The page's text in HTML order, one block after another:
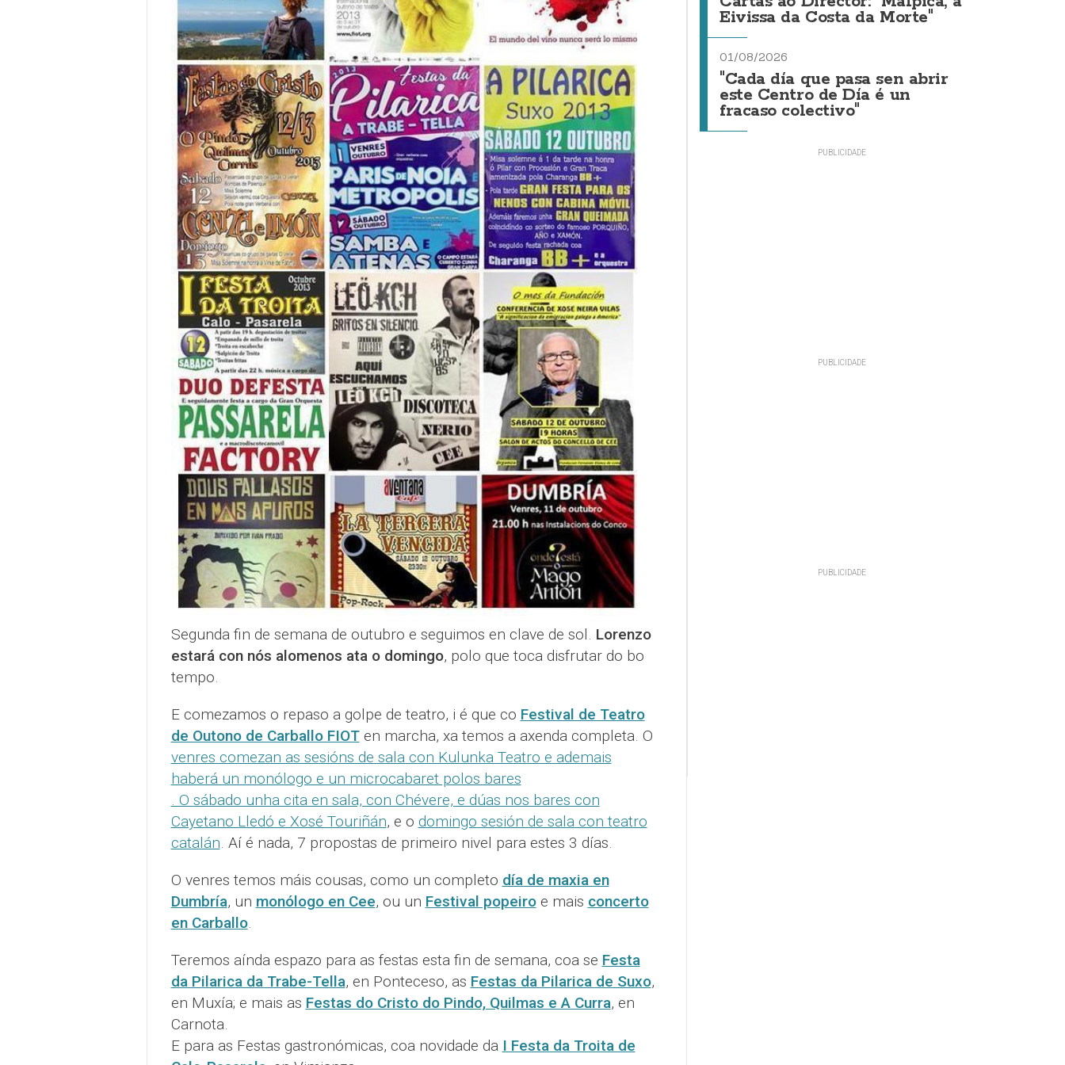
Segunda fin de semana de outubro e seguimos en clave de sol. Lorenzo
estará con nós alomenos ata o domingo, polo que toca disfrutar do bo
tempo.
E comezamos o repaso a golpe de teatro, i é que co Festival de Teatro
de Outono de Carballo FIOTen marcha, xa temos a axenda completa. O
venres comezan as sesións de sala con Kulunka Teatro e ademais
haberá un monólogo e un microcabaret polos bares
. O sábado unha cita en sala, con Chévere, e dúas nos bares con
Cayetano Lledó e Xosé Touriñán, e o domingo sesión de sala con teatro
catalán. Aí é nada, 7 propostas de primeiro nivel para estes 3 días.
O venres temos máis cousas, como un completo día de maxia en
Dumbría, un monólogo en Cee, ou un Festival popeiroe mais concerto
en Carballo.
Teremos aínda espazo para as festas esta fin de semana, coa se Festa
da Pilarica da Trabe-Tella, en Ponteceso, as Festas da Pilarica de Suxo,
en Muxía; e mais as Festas do Cristo do Pindo, Quilmas e A Curra, en
Carnota.
E para as Festas gastronómicas, coa novidade da I Festa da Troita de
Eivissa da Costa da Morte"
01/08/2026
"Cada día que pasa sen abrir
este Centro de Día é un
fracaso colectivo"